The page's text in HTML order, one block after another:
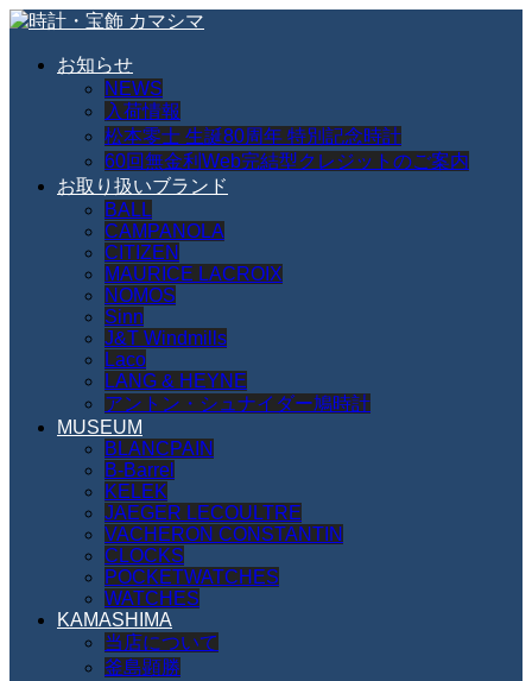
お知らせ
NEWS
入荷情報
松本零士 生誕80周年 特別記念時計
60回無金利Web完結型クレジットのご案内
お取り扱いブランド
BALL
CAMPANOLA
CITIZEN
MAURICE LACROIX
NOMOS
Sinn
J&T Windmills
Laco
LANG & HEYNE
アントン・シュナイダー鳩時計
MUSEUM
BLANCPAIN
B-Barrel
KELEK
JAEGER LECOULTRE
VACHERON CONSTANTIN
CLOCKS
POCKETWATCHES
WATCHES
KAMASHIMA
当店について
釜島顕勝